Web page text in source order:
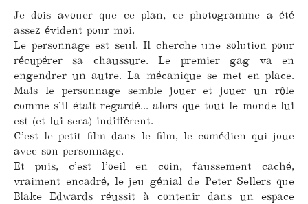
Je dois avouer que ce plan, ce photogramme a été
assez évident pour moi.
Le personnage est seul. Il cherche une solution pour
récupérer sa chaussure. Le premier gag va en
engendrer un autre. La mécanique se met en place.
Mais le personnage semble jouer et jouer un rôle
comme s’il était regardé... alors que tout le monde lui
est (et lui sera) indifférent.
C’est le petit film dans le film, le comédien qui joue
avec son personnage.
Et puis, c’est l’oeil en coin, faussement caché,
vraiment encadré, le jeu génial de Peter Sellers que
Blake Edwards réussit à contenir dans un espace